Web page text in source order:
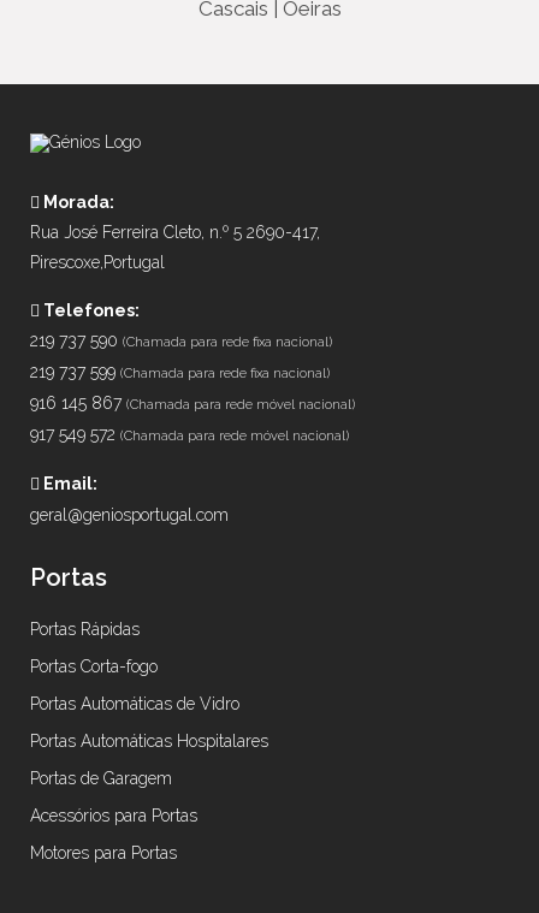
Cadeados e fechaduras para grades lagartas de ferro
Cadeados e fechaduras para grades de rolo
Cadeados e fechaduras para grades de enrolar elétricas
Cascais | Oeiras
Morada:
Rua José Ferreira Cleto, n.º 5 2690-417,
Pirescoxe,Portugal
Telefones:
219 737 590 (Chamada para rede fixa nacional)
219 737 599 (Chamada para rede fixa nacional)
916 145 867 (Chamada para rede móvel nacional)
917 549 572 (Chamada para rede móvel nacional)
Email:
geral@geniosportugal.com
Portas
Portas Rápidas
Portas Corta-fogo
Portas Automáticas de Vidro
Portas Automáticas Hospitalares
Portas de Garagem
Acessórios para Portas
Motores para Portas